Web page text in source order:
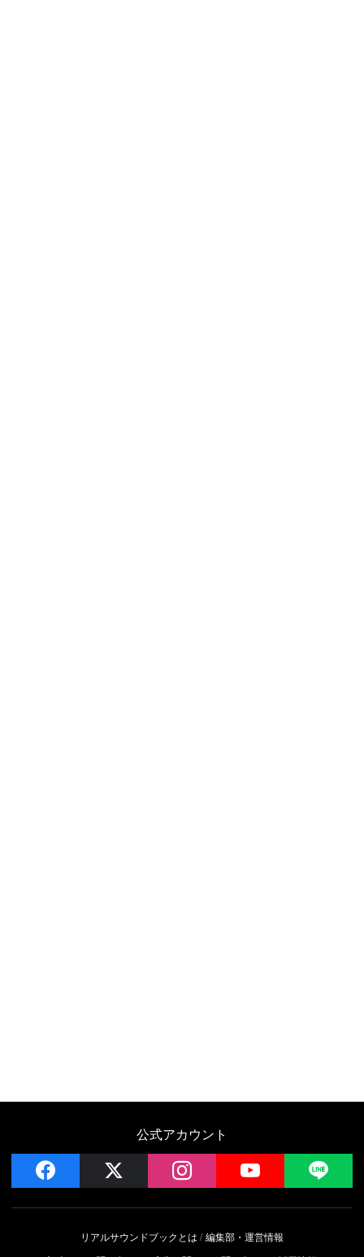
公式アカウント
facebook instagram YouTube
リアルサウンドブックとは
編集部・運営情報